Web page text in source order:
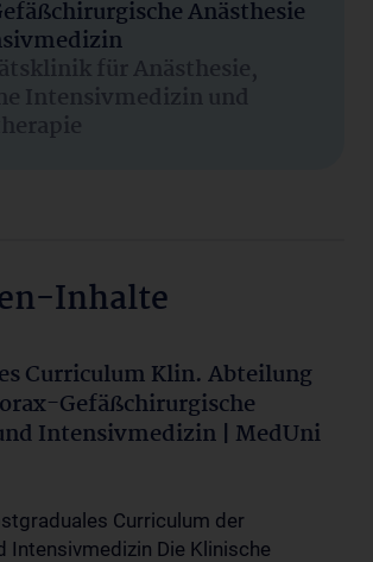
Anästhesie
für Anästhesie,
Intensivmedizin und
Inhalte
Curriculum Klin. Abteilung
Gefäßchirurgische
Intensivmedizin | MedUni
Curriculum der
Intensivmedizin Die Klinische